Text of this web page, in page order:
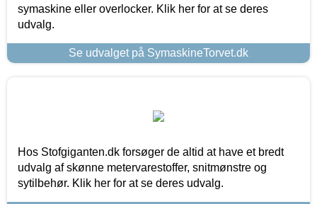
symaskine eller overlocker. Klik her for at se deres
udvalg.
Se udvalget på SymaskineTorvet.dk
Hos Stofgiganten.dk forsøger de altid at have et bredt
udvalg af skønne metervarestoffer, snitmønstre og
sytilbehør. Klik her for at se deres udvalg.